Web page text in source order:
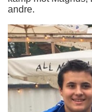
andre.